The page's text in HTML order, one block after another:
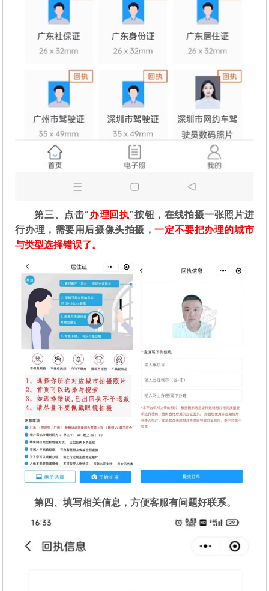
第三、点击“办理回执”按钮，在线拍摄一张照片进
行办理，需要用后摄像头拍摄，一定不要把办理的城市
与类型选择错误了。
第四、填写相关信息，方便客服有问题好联系。